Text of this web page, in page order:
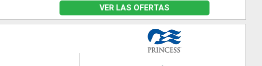
VER LAS OFERTAS